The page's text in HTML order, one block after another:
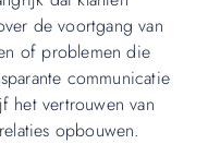
de voortgang van
of problemen die
communicatie
het vertrouwen van
opbouwen.